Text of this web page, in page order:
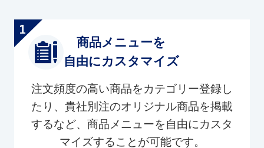
商品メニューを
自由にカスタマイズ
注文頻度の高い商品をカテゴリー登録し
たり、貴社別注のオリジナル商品を掲載
するなど、商品メニューを自由にカスタ
マイズすることが可能です。